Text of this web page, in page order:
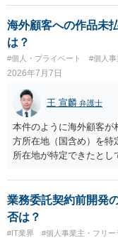
授業・言語コーチング」
工場見学等のアクティビ
償の交流・学習機会とし
等の契約主体および支払
させ、日本語講師は予約
ないこと。 ・利用規約
送・宿泊等のサービス
の移動・アクティビテ
の故意・重大な過失を除
とを明示すること。 こ
しいかと思います。 公
にも限界がありますの
ことをお勧めします。
海外顧客への作品未
は？
#個人・プライベート #個人事
2026年7月7日
王 宣麟 弁護士
本件のように海外顧客が
方所在地（国含め）を特
所在地が特定できたと
なければなりませんが、
タイムチャージが高く、
で詳細なご相談を聞くに
いただいた方がよいかと
業務委託契約前開発
否は？
#IT業界 #個人事業主・フリー